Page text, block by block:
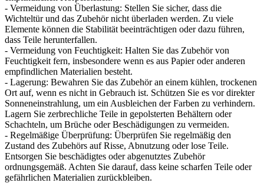
- Vermeidung von Überlastung: Stellen Sie sicher, dass die
Wichteltür und das Zubehör nicht überladen werden. Zu viele
Elemente können die Stabilität beeinträchtigen oder dazu führen,
dass Teile herunterfallen.
- Vermeidung von Feuchtigkeit: Halten Sie das Zubehör von
Feuchtigkeit fern, insbesondere wenn es aus Papier oder anderen
empfindlichen Materialien besteht.
- Lagerung: Bewahren Sie das Zubehör an einem kühlen, trockenen
Ort auf, wenn es nicht in Gebrauch ist. Schützen Sie es vor direkter
Sonneneinstrahlung, um ein Ausbleichen der Farben zu verhindern.
Lagern Sie zerbrechliche Teile in gepolsterten Behältern oder
Schachteln, um Brüche oder Beschädigungen zu vermeiden.
- Regelmäßige Überprüfung: Überprüfen Sie regelmäßig den
Zustand des Zubehörs auf Risse, Abnutzung oder lose Teile.
Entsorgen Sie beschädigtes oder abgenutztes Zubehör
ordnungsgemäß. Achten Sie darauf, dass keine scharfen Teile oder
gefährlichen Materialien zurückbleiben.